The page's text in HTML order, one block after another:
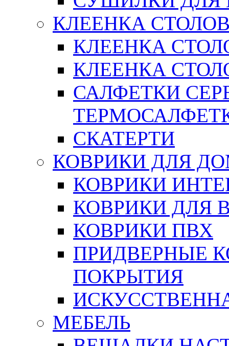
КЛЕЕНКА
КЛЕЕНКА
КЛЕЕНКА
САЛФЕТКИ
СКАТЕРТИ
КОВРИКИ ДЛЯ
КОВРИКИ
КОВРИКИ ДЛЯ
КОВРИКИ ПВХ
ПРИДВЕРНЫЕ
ПОКРЫТИЯ
МЕБЕЛЬ